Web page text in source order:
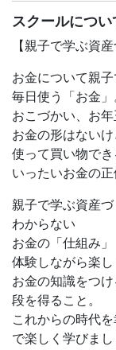
＜タイムスケジ
10:30 親子で早押
ろう〜
（保護者コース
り組み方
（子どもコース
（※イベント会場
＜ご留意事項＞
・イベント会場
・イベント会場
となります。申
ただき、お申込
・イベント会場
・いただいた個
ます。
・イベント会場
スクールについ
【親子で学ぶ資
お金について親
毎日使う「お金」
おこづかい、お年
お金の形はない
使って買い物でき
いったいお金の
親子で学ぶ資産
わからない
お金の「仕組み
体験しながら楽し
お金の知識をつ
段を得ること。
これからの時代
で楽しく学びまし